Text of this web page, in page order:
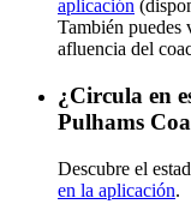
aplicación
También puedes
afluencia del
¿Circula en
Pulhams
Descubre el
en la aplicación.